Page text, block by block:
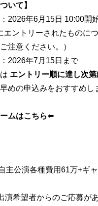
いて】
2026年6月15日 10:00開
エントリーされたものに
注意ください。）
2026年7月15日まで
エントリー順に達し次第
めの申込みをおすすめし
ムはこちら⬅️
主公演各種費用61万+ギ
演希望者からのご応募が